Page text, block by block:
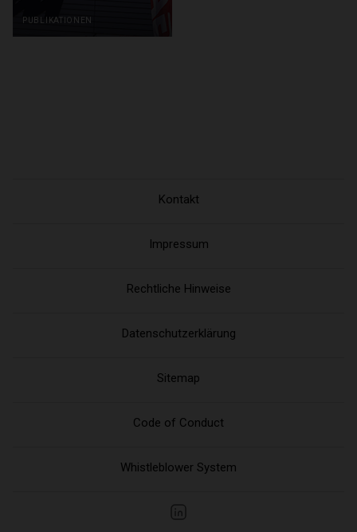
publikationen
Kontakt
Impressum
Rechtliche Hinweise
Datenschutzerklärung
Sitemap
Code of Conduct
Whistleblower System